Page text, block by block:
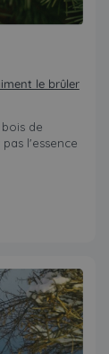
le brûler
de
l'essence